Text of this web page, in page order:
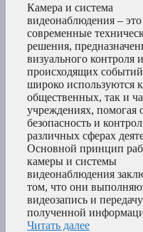
Камера и система
видеонаблюдения – это
современные
решения,
визуального контроля
происходящих
широко используются
общественных, так и
учреждениях, помогая
безопасность и
различных сферах
Основной принцип
камеры и системы
видеонаблюдения
том, что они
видеозапись и передачу
полученной
Читать далее